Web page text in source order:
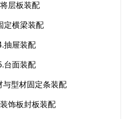
层板装配
定横梁装配
抽屉装配
台面装配
与型材固定条装配
饰板封板装配